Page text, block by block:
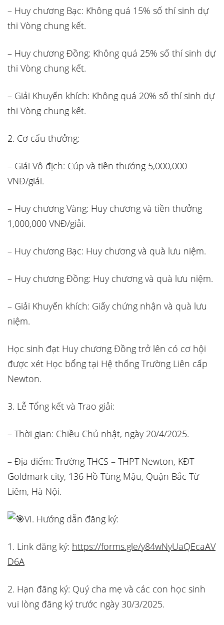
– Huy chương Bạc: Không quá 15% số thí sinh dự
thi Vòng chung kết.
– Huy chương Đồng: Không quá 25% số thí sinh dự
thi Vòng chung kết.
– Giải Khuyến khích: Không quá 20% số thí sinh dự
thi Vòng chung kết.
2. Cơ cấu thưởng:
– Giải Vô địch: Cúp và tiền thưởng 5,000,000
VNĐ/giải.
– Huy chương Vàng: Huy chương và tiền thưởng
1,000,000 VNĐ/giải.
– Huy chương Bạc: Huy chương và quà lưu niệm.
– Huy chương Đồng: Huy chương và quà lưu niệm.
– Giải Khuyến khích: Giấy chứng nhận và quà lưu
niệm.
Học sinh đạt Huy chương Đồng trở lên có cơ hội
được xét Học bổng tại Hệ thống Trường Liên cấp
Newton.
3. Lễ Tổng kết và Trao giải:
– Thời gian: Chiều Chủ nhật, ngày 20/4/2025.
– Địa điểm: Trường THCS – THPT Newton, KĐT
Goldmark city, 136 Hồ Tùng Mậu, Quận Bắc Từ
Liêm, Hà Nội.
VI. Hướng dẫn đăng ký:
1. Link đăng ký: https://forms.gle/y84wNyUaQEcaAV
D6A
2. Hạn đăng ký: Quý cha mẹ và các con học sinh
vui lòng đăng ký trước ngày 30/3/2025.